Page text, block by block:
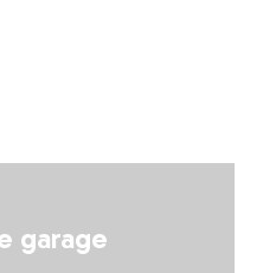
garage